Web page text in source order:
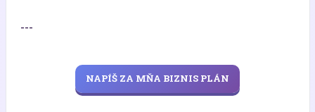
---
NAPÍŠ ZA MŇA BIZNIS PLÁN